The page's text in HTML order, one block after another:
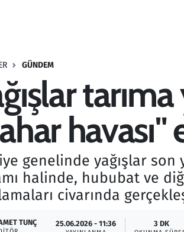
GÜNDEM
havası"
genelinde yağışlar son
halinde, hububat ve
civarında
TUNÇ 25.06.2026 - 11:36 3 DK